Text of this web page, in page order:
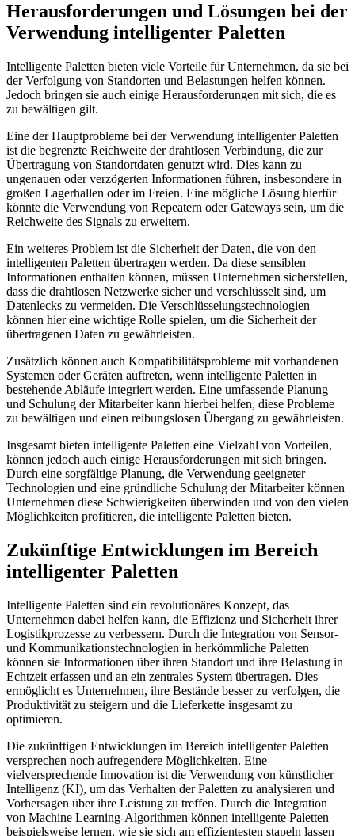
Herausforderungen und Lösungen bei der
Verwendung intelligenter Paletten
Intelligente Paletten bieten viele Vorteile für Unternehmen, da sie bei
der Verfolgung von Standorten und Belastungen helfen können.
Jedoch bringen sie auch einige Herausforderungen mit sich, die es
zu bewältigen gilt.
Eine der Hauptprobleme bei der Verwendung intelligenter Paletten
ist die begrenzte Reichweite der drahtlosen Verbindung, die zur
Übertragung von Standortdaten genutzt wird. Dies kann zu
ungenauen oder verzögerten Informationen führen, insbesondere in
großen Lagerhallen oder im Freien. Eine mögliche Lösung hierfür
könnte die Verwendung von Repeatern oder Gateways sein, um die
Reichweite des Signals zu erweitern.
Ein weiteres Problem ist die Sicherheit der Daten, die von den
intelligenten Paletten übertragen werden. Da diese sensiblen
Informationen enthalten können, müssen Unternehmen sicherstellen,
dass die drahtlosen Netzwerke sicher und verschlüsselt sind, um
Datenlecks zu vermeiden. Die Verschlüsselungstechnologien
können hier eine wichtige Rolle spielen, um die Sicherheit der
übertragenen Daten zu gewährleisten.
Zusätzlich können auch Kompatibilitätsprobleme mit vorhandenen
Systemen oder Geräten auftreten, wenn intelligente Paletten in
bestehende Abläufe integriert werden. Eine umfassende Planung
und Schulung der Mitarbeiter kann hierbei helfen, diese Probleme
zu bewältigen und einen reibungslosen Übergang zu gewährleisten.
Insgesamt bieten intelligente Paletten eine Vielzahl von Vorteilen,
können jedoch auch einige Herausforderungen mit sich bringen.
Durch eine sorgfältige Planung, die Verwendung geeigneter
Technologien und eine gründliche Schulung der Mitarbeiter können
Unternehmen diese Schwierigkeiten überwinden und von den vielen
Möglichkeiten profitieren, die intelligente Paletten bieten.
Zukünftige Entwicklungen im Bereich
intelligenter Paletten
Intelligente Paletten sind ein revolutionäres Konzept, das
Unternehmen dabei helfen kann, die Effizienz und Sicherheit ihrer
Logistikprozesse zu verbessern. Durch die Integration von Sensor-
und Kommunikationstechnologien in herkömmliche Paletten
können sie Informationen über ihren Standort und ihre Belastung in
Echtzeit erfassen und an ein zentrales System übertragen. Dies
ermöglicht es Unternehmen, ihre Bestände besser zu verfolgen, die
Produktivität zu steigern und die Lieferkette insgesamt zu
optimieren.
Die zukünftigen Entwicklungen im Bereich intelligenter Paletten
versprechen noch aufregendere Möglichkeiten. Eine
vielversprechende Innovation ist die Verwendung von künstlicher
Intelligenz (KI), um das Verhalten der Paletten zu analysieren und
Vorhersagen über ihre Leistung zu treffen. Durch die Integration
von Machine Learning-Algorithmen können intelligente Paletten
beispielsweise lernen, wie sie sich am effizientesten stapeln lassen